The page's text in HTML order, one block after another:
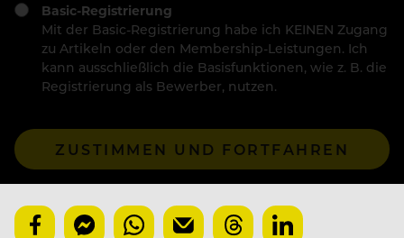
Basic-Registrierung
Mit der Basic-Registrierung habe ich KEINEN Zugang
zu Artikeln oder den Membership-Leistungen. Ich
kann ausschließlich die Basisfunktionen, wie z. B. die
Registrierung als Bewerber, nutzen.
ZUSTIMMEN UND FORTFAHREN